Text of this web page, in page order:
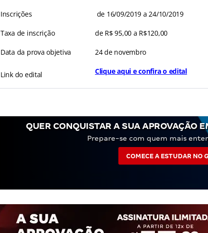
Inscrições de 16/09/2019 a 24/10/2019
Taxa de inscrição de R$ 95,00 a R$120,00
Data da prova objetiva 24 de novembro
Link do edital Clique aqui e confira o edital
QUER CONQUISTAR A SUA APROVAÇÃO
Prepare-se com quem mais
COMECE A ESTUDAR NO